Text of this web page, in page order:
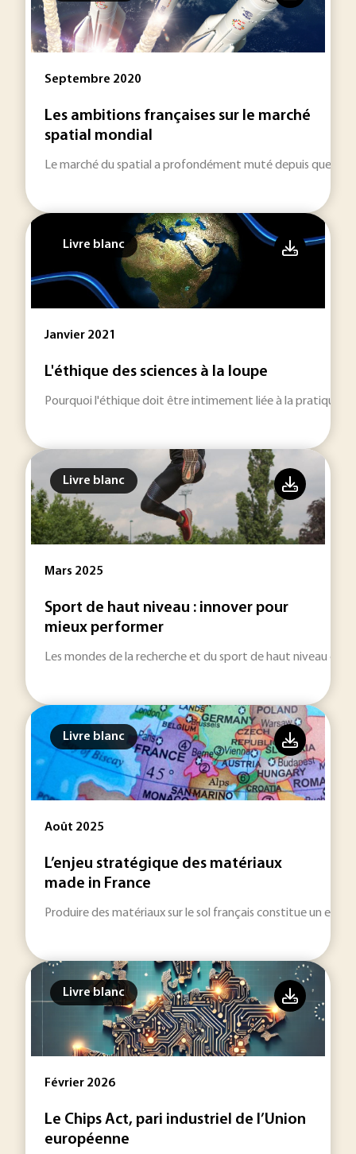
Septembre 2020
Les ambitions françaises sur le marché
spatial mondial
Le marché du spatial a profondément muté depuis
Livre blanc
Janvier 2021
L'éthique des sciences à la loupe
Pourquoi l'éthique doit être intimement liée à la pratique
Livre blanc
Mars 2025
Sport de haut niveau : innover pour
mieux performer
Les mondes de la recherche et du sport de haut niveau
Livre blanc
Août 2025
L’enjeu stratégique des matériaux
made in France
Produire des matériaux sur le sol français constitue un
Livre blanc
Février 2026
Le Chips Act, pari industriel de l’Union
européenne